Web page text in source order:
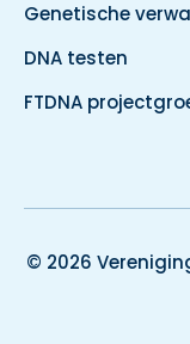
Genetische
DNA testen
FTDNA
© 2026